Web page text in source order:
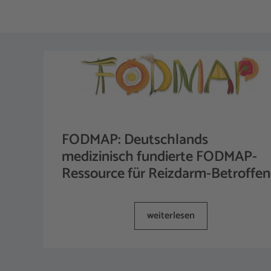
FODMAP: Deutschlands
medizinisch fundierte FODMAP-
Ressource für Reizdarm-
weiterlesen